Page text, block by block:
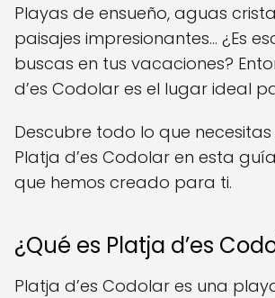
Playas de ensueño, aguas
paisajes impresionantes... ¿Es
buscas en tus vacaciones?
d’es Codolar es el lugar ideal
Descubre todo lo que
Platja d’es Codolar en esta
que hemos creado para ti.
¿Qué es Platja d’es
Platja d’es Codolar es una